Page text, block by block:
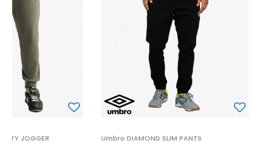
JOGGER Umbro DIAMOND SLIM PANTS